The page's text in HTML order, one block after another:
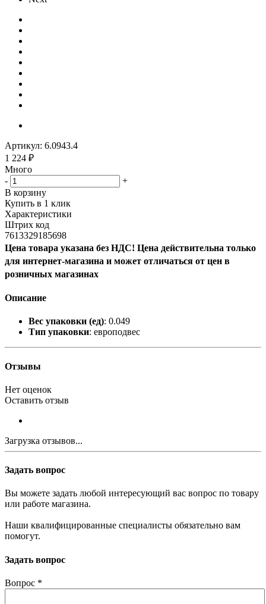
Артикул: 6.0943.4
1 224 ₽
Много
-
+
В корзину
Купить в 1 клик
Характеристики
Штрих код
7613329185698
Цена товара указана без НДС! Цена действительна только
для интернет-магазина и может отличаться от цен в
розничных магазинах
Описание
Вес упаковки (ед): 0.049
Тип упаковки: европодвес
Отзывы
Нет оценок
Оставить отзыв
Загрузка отзывов...
Задать вопрос
Вы можете задать любой интересующий вас вопрос по товару
или работе магазина.
Наши квалифицированные специалисты обязательно вам
помогут.
Задать вопрос
Вопрос *